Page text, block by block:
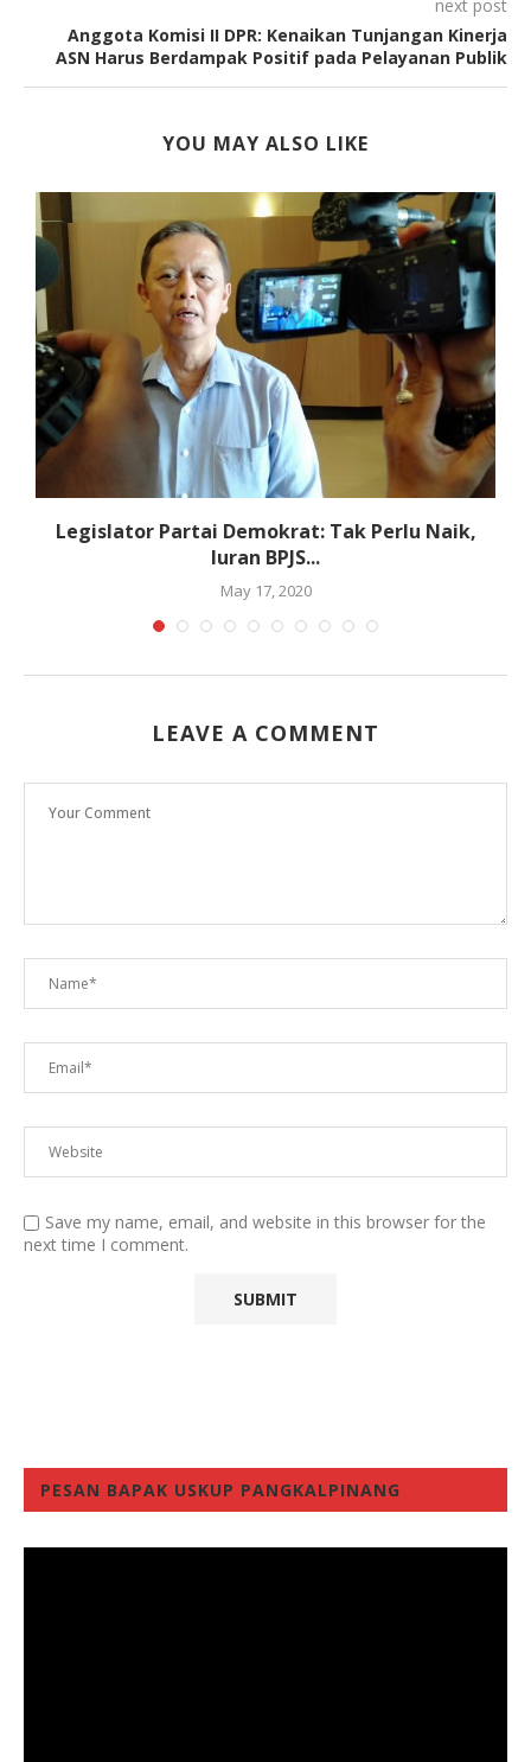
next post
Anggota Komisi II DPR: Kenaikan Tunjangan Kinerja
ASN Harus Berdampak Positif pada Pelayanan Publik
YOU MAY ALSO LIKE
Legislator Partai Demokrat: Tak Perlu Naik,
Iuran BPJS...
May 17, 2020
LEAVE A COMMENT
Save my name, email, and website in this browser for the
next time I comment.
PESAN BAPAK USKUP PANGKALPINANG